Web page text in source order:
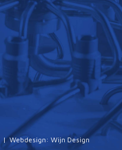
| Webdesign: Wijn Design